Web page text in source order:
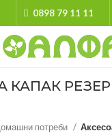
0898 79 11 11
КАПАК
потреби